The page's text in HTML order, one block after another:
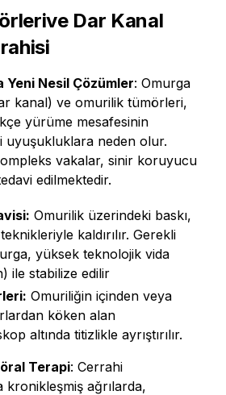
Dar Kanal
Yeni Nesil Çözümler: Omurga
kanal) ve omurilik tümörleri,
yürüme mesafesinin
uyuşukluklara neden olur.
vakalar, sinir koruyucu
edilmektedir.
Omurilik üzerindeki baskı,
kaldırılır. Gerekli
yüksek teknolojik vida
ile stabilize edilir
Omuriliğin içinden veya
köken alan
altında titizlikle ayrıştırılır.
Terapi: Cerrahi
ağrılarda,